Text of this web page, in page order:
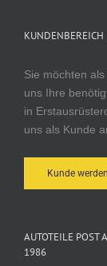
KUNDENBEREICH
Sie möchten
uns Ihre
in
uns als Kunde
Kunde werden
AUTOTEILE POST
986